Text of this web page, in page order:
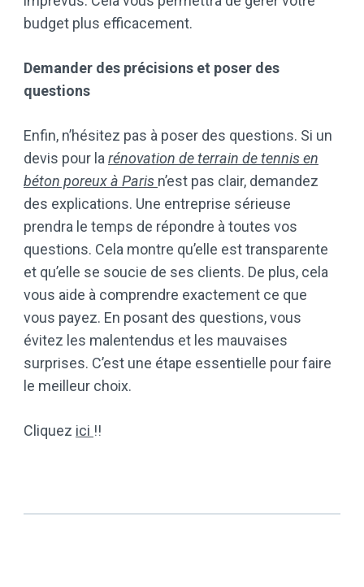
budget plus efficacement.
Demander des précisions et poser des
questions
Enfin, n’hésitez pas à poser des questions. Si un
devis pour larénovation de terrain de tennis en
béton poreux à Paris n’est pas clair, demandez
des explications. Une entreprise sérieuse
prendra le temps de répondre à toutes vos
questions. Cela montre qu’elle est transparente
et qu’elle se soucie de ses clients. De plus, cela
vous aide à comprendre exactement ce que
vous payez. En posant des questions, vous
évitez les malentendus et les mauvaises
surprises. C’est une étape essentielle pour faire
le meilleur choix.
Cliquez ici !!